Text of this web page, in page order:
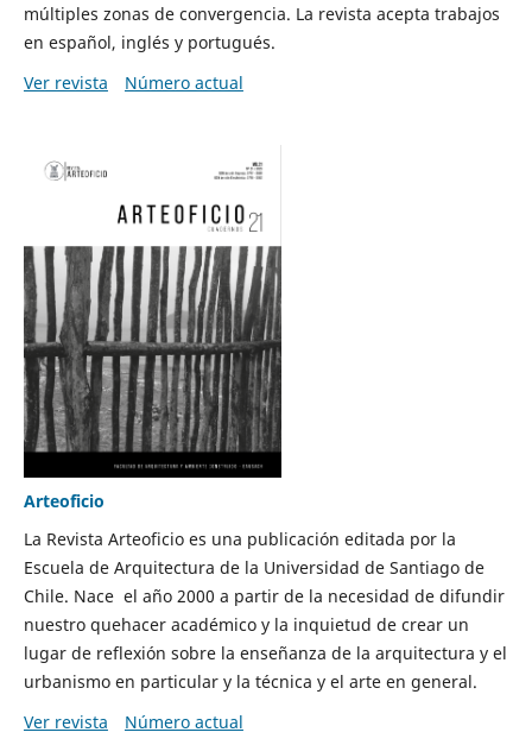
múltiples zonas de convergencia. La revista acepta trabajos
en español, inglés y portugués.
Ver revista
Número actual
Arteoficio
La Revista Arteoficio es una publicación editada por la
Escuela de Arquitectura de la Universidad de Santiago de
Chile. Nace el año 2000 a partir de la necesidad de difundir
nuestro quehacer académico y la inquietud de crear un
lugar de reflexión sobre la enseñanza de la arquitectura y el
urbanismo en particular y la técnica y el arte en general.
Ver revista
Número actual